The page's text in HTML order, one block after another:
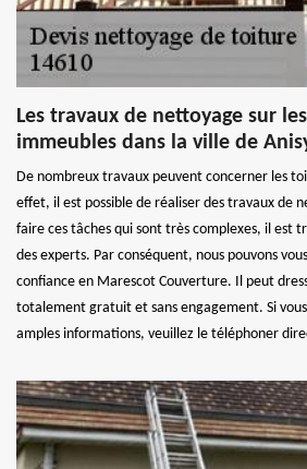
Les travaux de nettoyage sur
immeubles dans la ville de
De nombreux travaux peuvent concerner les
effet, il est possible de réaliser des travaux de
faire ces tâches qui sont très complexes, il est
des experts. Par conséquent, nous pouvons
confiance en Marescot Couverture. Il peut
totalement gratuit et sans engagement. Si
amples informations, veuillez le téléphoner